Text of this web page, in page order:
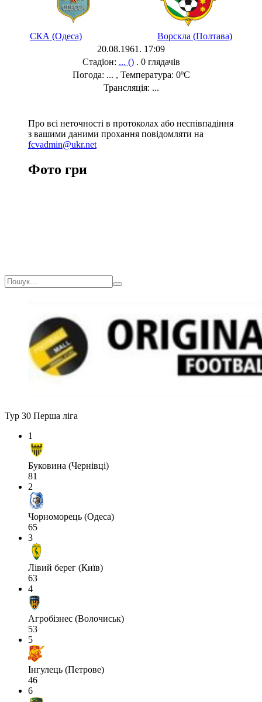
СКА (Одеса)
Ворскла (Полтава)
20.08.1961. 17:09
Стадіон: ... (). 0 глядачів
Погода: ... , Температура: 0ºC
Трансляція: ...
Про всі неточності в протоколах або неспівпадіння
з вашими даними прохання повідомляти на
fcvadmin@ukr.net
Фото гри
Тур 30 Перша ліга
1
Буковина (Чернівці)
81
2
Чорноморець (Одеса)
65
3
Лівий берег (Київ)
63
4
Агробізнес (Волочиськ)
53
5
Інгулець (Петрове)
46
6